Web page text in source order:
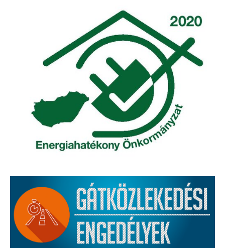
ÖNKORMÁNYZAT
Képviselő-testület
Képviselő-testületi ülések
Bizottságok
Bizottsági ülések
A helyi választási bizottság
A helyi választási bizottság határozatai
Roma Nemzetiségi Önkormányzat
Roma Nemzetiségi Önkormányzat ülések